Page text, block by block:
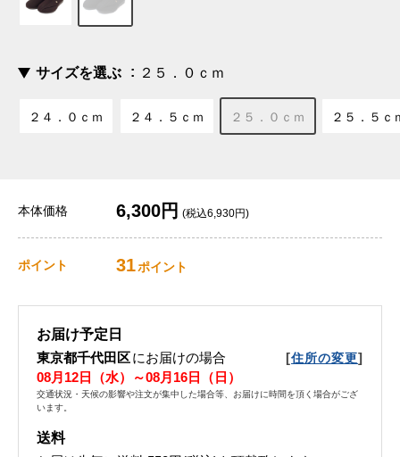
サイズを選ぶ ２５．０ｃｍ
２４．０ｃｍ ２４．５ｃｍ ２５．０ｃｍ ２５．５ｃ
本体価格 6,300円 (税込6,930円)
ポイント 31ポイント
お届け予定日
東京都千代田区にお届けの場合 [住所の変更]
08月12日（水）～08月16日（日）
交通状況・天候の影響や注文が集中した場合等、お届けに時間を頂く場合がござ
います。
送料